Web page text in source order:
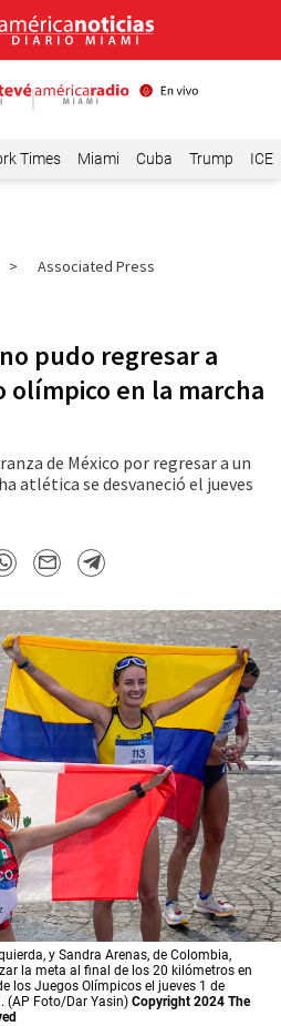
Times Miami Cuba Trump ICE
> Associated Press
pudo regresar a
olímpico en la marcha
de México por regresar a un
atlética se desvaneció el jueves
y Sandra Arenas, de Colombia,
la meta al final de los 20 kilómetros en
los Juegos Olímpicos el jueves 1 de
(AP Foto/Dar Yasin) Copyright 2024 The